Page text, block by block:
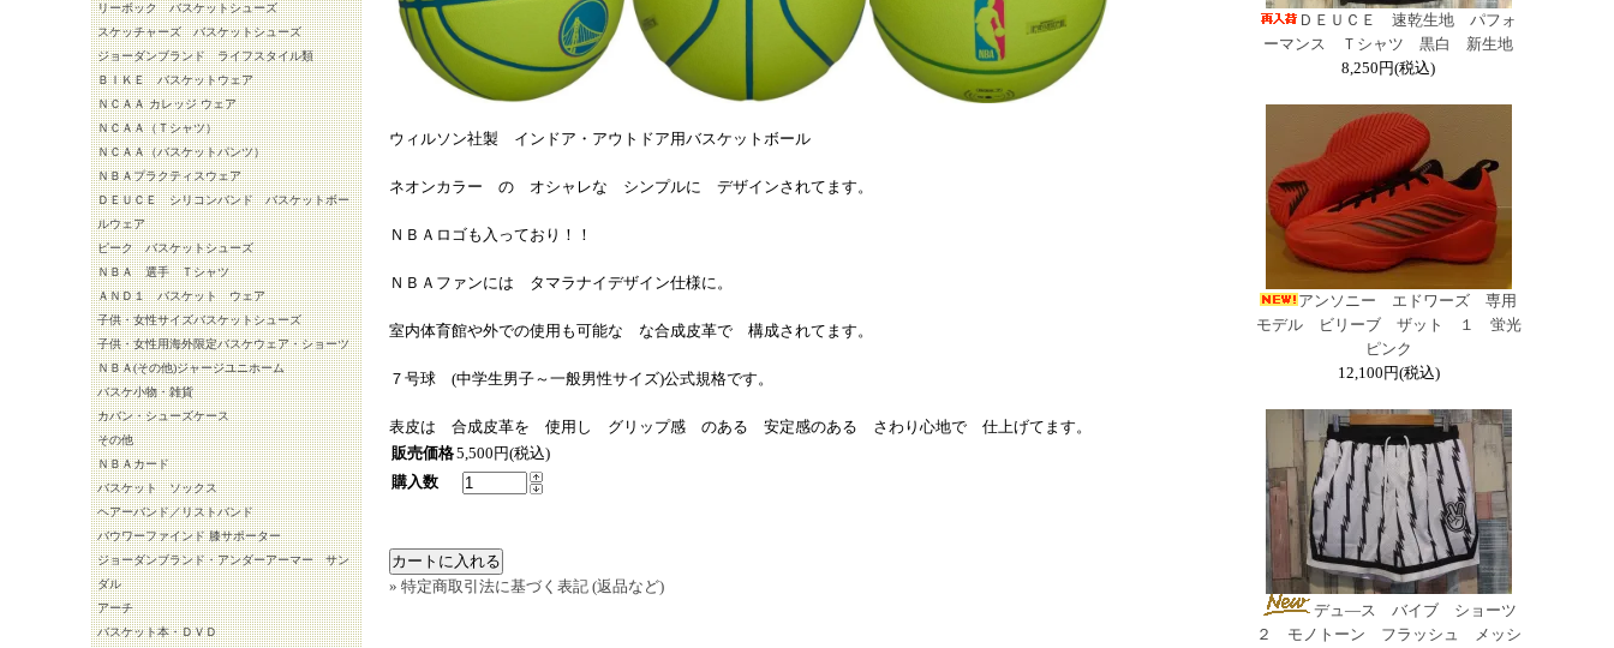
リーボック バスケットシューズ
スケッチャーズ バスケットシューズ
ジョーダンブランド ライフスタイル類
ＢＩＫＥ バスケットウェア
ＮＣＡＡ カレッジ ウェア
ＮＣＡＡ（Ｔシャツ）
ＮＣＡＡ（バスケットパンツ）
ＮＢＡプラクティスウェア
ＤＥＵＣＥ シリコンバンド バスケットボー
ルウェア
ピーク バスケットシューズ
ＮＢＡ 選手 Ｔシャツ
ＡＮＤ１ バスケット ウェア
子供・女性サイズバスケットシューズ
子供・女性用海外限定バスケウェア・ショーツ
ＮＢＡ(その他)ジャージユニホーム
バスケ小物・雑貨
カバン・シューズケース
その他
ＮＢＡカード
バスケット ソックス
ヘアーバンド／リストバンド
バウワーファインド 膝サポーター
ジョーダンブランド・アンダーアーマー サン
ダル
アーチ
バスケット本・ＤＶＤ
ＤＥＵＣＥ 速乾生地 パフォ
ーマンス Ｔシャツ 黒白 新生地
8,250円(税込)
アンソニー エドワーズ 専用
モデル ビリーブ ザット １ 蛍光
ピンク
12,100円(税込)
デュ―ス バイブ ショーツ
２ モノトーン フラッシュ メッシ
ウィルソン社製 インドア・アウトドア用バスケットボール
ネオンカラー の オシャレな シンプルに デザインされてます。
ＮＢＡロゴも入っており！！
ＮＢＡファンには タマラナイデザイン仕様に。
室内体育館や外での使用も可能な な合成皮革で 構成されてます。
７号球 (中学生男子～一般男性サイズ)公式規格です。
表皮は 合成皮革を 使用し グリップ感 のある 安定感のある さわり心地で 仕上げてます。
販売価格5,500円(税込)
購入数
» 特定商取引法に基づく表記 (返品など)